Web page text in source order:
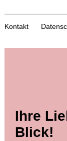
Kontakt
Ihre
Blick!